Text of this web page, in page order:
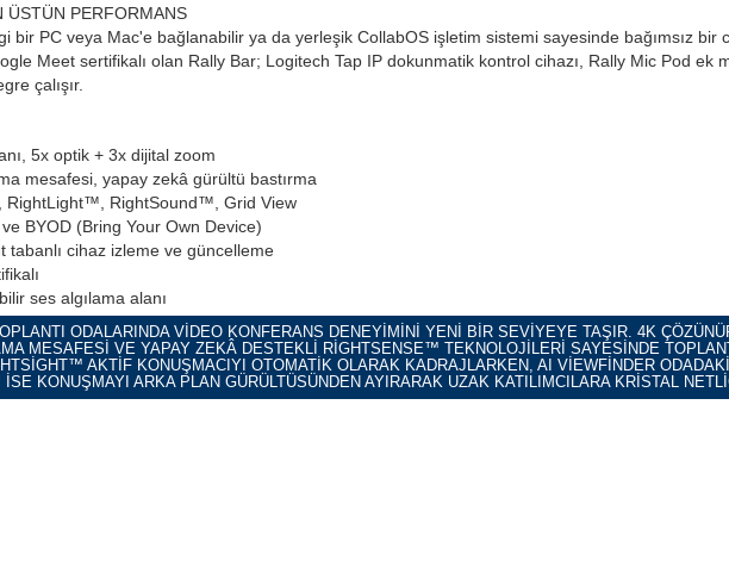
ÜSTÜN PERFORMANS
bir PC veya Mac'e bağlanabilir ya da yerleşik CollabOS işletim sistemi sayesinde bağımsız bir
Meet sertifikalı olan Rally Bar; Logitech Tap IP dokunmatik kontrol cihazı, Rally Mic Pod ek
çalışır.
5x optik + 3x dijital zoom
mesafesi, yapay zekâ gürültü bastırma
RightSound™, Grid View
BYOD (Bring Your Own Device)
cihaz izleme ve güncelleme
ses algılama alanı
ODALARINDA VIDEO KONFERANS DENEYIMINI YENI BIR SEVIYEYE TAŞIR. 4K
MESAFESI VE YAPAY ZEKÂ DESTEKLI RIGHTSENSE™ TEKNOLOJILERI SAYESINDE
AKTIF KONUŞMACIYI OTOMATIK OLARAK KADRAJLARKEN, AI VIEWFINDER
KONUŞMAYI ARKA PLAN GÜRÜLTÜSÜNDEN AYIRARAK UZAK KATILIMCILARA KRISTAL